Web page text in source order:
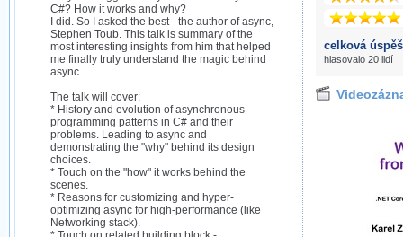
C#? How it works and why?
I did. So I asked the best - the author of async,
Stephen Toub. This talk is summary of the
most interesting insights from him that helped
me finally truly understand the magic behind
async.
The talk will cover:
* History and evolution of asynchronous
programming patterns in C# and their
problems. Leading to async and
demonstrating the "why" behind its design
choices.
* Touch on the "how" it works behind the
scenes.
* Reasons for customizing and hyper-
optimizing async for high-performance (like
Networking stack).
celková
hlasovalo 20 lidí